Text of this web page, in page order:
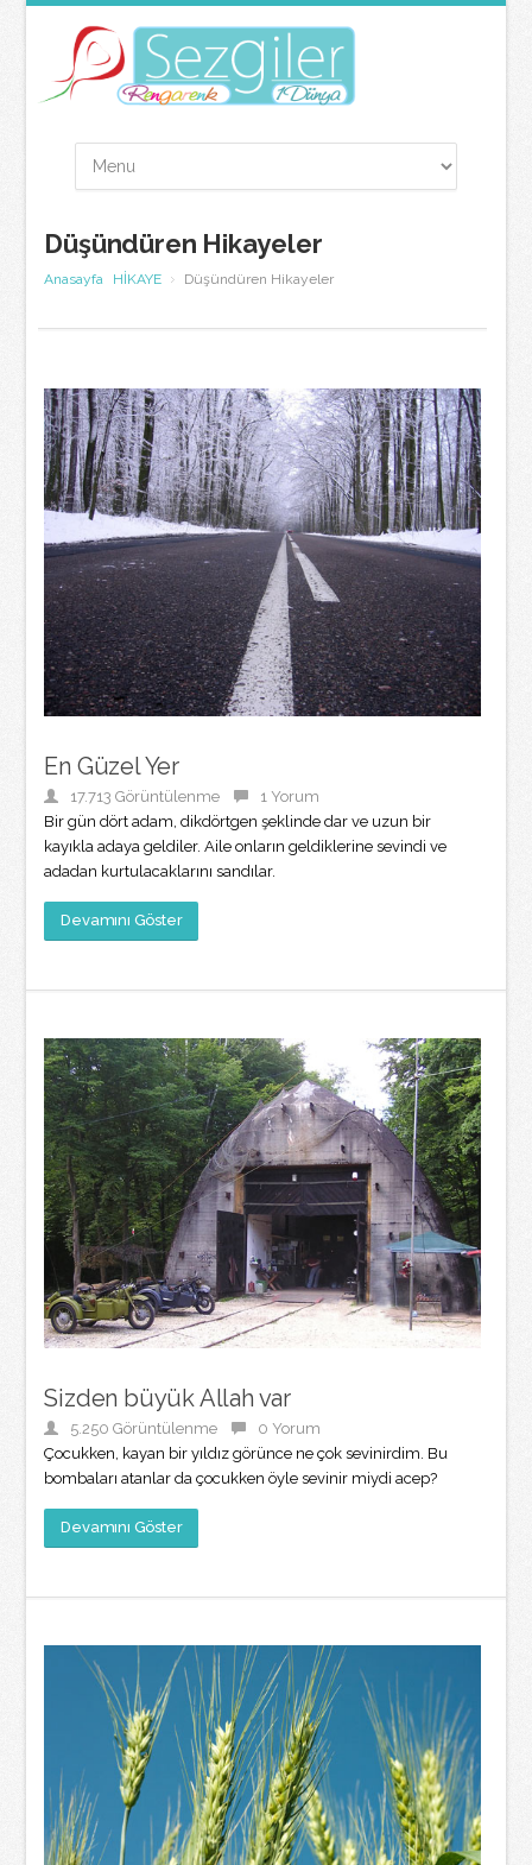
Düşündüren Hikayeler
Anasayfa HİKAYE Düşündüren Hikayeler
En Güzel Yer
17.713 Görüntülenme
1 Yorum
Bir gün dört adam, dikdörtgen şeklinde dar ve uzun bir
kayıkla adaya geldiler. Aile onların geldiklerine sevindi ve
adadan kurtulacaklarını sandılar.
Devamını Göster
Sizden büyük Allah var
5.250 Görüntülenme
0 Yorum
Çocukken, kayan bir yıldız görünce ne çok sevinirdim. Bu
bombaları atanlar da çocukken öyle sevinir miydi acep?
Devamını Göster